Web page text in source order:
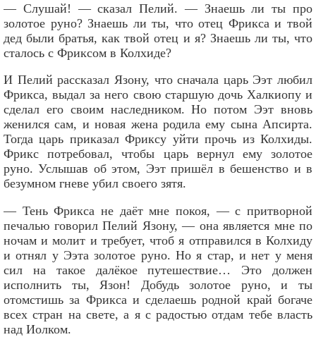
— Слушай! — сказал Пелий. — Знаешь ли ты про
золотое руно? Знаешь ли ты, что отец Фрикса и твой
дед были братья, как твой отец и я? Знаешь ли ты, что
сталось с Фриксом в Колхиде?
И Пелий рассказал Язону, что сначала царь Ээт любил
Фрикса, выдал за него свою старшую дочь Халкиопу и
сделал его своим наследником. Но потом Ээт вновь
женился сам, и новая жена родила ему сына Апсирта.
Тогда царь приказал Фриксу уйти прочь из Колхиды.
Фрикс потребовал, чтобы царь вернул ему золотое
руно. Услышав об этом, Ээт пришёл в бешенство и в
безумном гневе убил своего зятя.
— Тень Фрикса не даёт мне покоя, — с притворной
печалью говорил Пелий Язону, — она является мне по
ночам и молит и требует, чтоб я отправился в Колхиду
и отнял у Ээта золотое руно. Но я стар, и нет у меня
сил на такое далёкое путешествие… Это должен
исполнить ты, Язон! Добудь золотое руно, и ты
отомстишь за Фрикса и сделаешь родной край богаче
всех стран на свете, а я с радостью отдам тебе власть
над Иолком.